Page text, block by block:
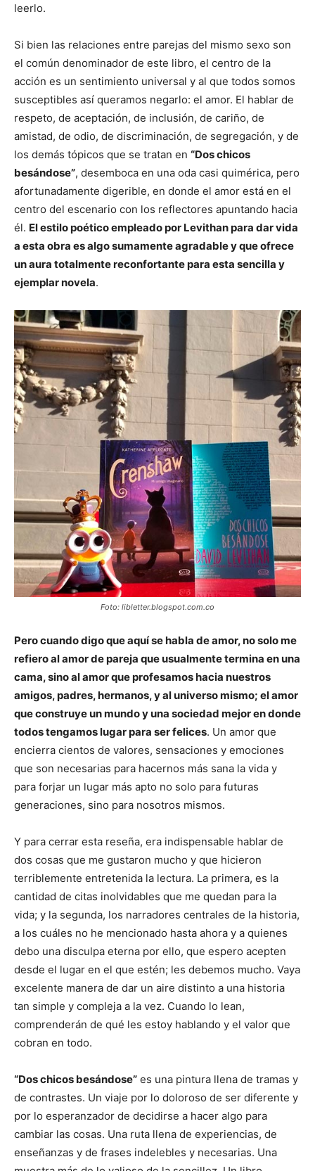
leerlo.
Si bien las relaciones entre parejas del mismo sexo son
el común denominador de este libro, el centro de la
acción es un sentimiento universal y al que todos somos
susceptibles así queramos negarlo: el amor. El hablar de
respeto, de aceptación, de inclusión, de cariño, de
amistad, de odio, de discriminación, de segregación, y de
los demás tópicos que se tratan en “Dos chicos
besándose”, desemboca en una oda casi quimérica, pero
afortunadamente digerible, en donde el amor está en el
centro del escenario con los reflectores apuntando hacia
él. El estilo poético empleado por Levithan para dar vida
a esta obra es algo sumamente agradable y que ofrece
un aura totalmente reconfortante para esta sencilla y
ejemplar novela.
Foto: libletter.blogspot.com.co
Pero cuando digo que aquí se habla de amor, no solo me
refiero al amor de pareja que usualmente termina en una
cama, sino al amor que profesamos hacia nuestros
amigos, padres, hermanos, y al universo mismo; el amor
que construye un mundo y una sociedad mejor en donde
todos tengamos lugar para ser felices. Un amor que
encierra cientos de valores, sensaciones y emociones
que son necesarias para hacernos más sana la vida y
para forjar un lugar más apto no solo para futuras
generaciones, sino para nosotros mismos.
Y para cerrar esta reseña, era indispensable hablar de
dos cosas que me gustaron mucho y que hicieron
terriblemente entretenida la lectura. La primera, es la
cantidad de citas inolvidables que me quedan para la
vida; y la segunda, los narradores centrales de la historia,
a los cuáles no he mencionado hasta ahora y a quienes
debo una disculpa eterna por ello, que espero acepten
desde el lugar en el que estén; les debemos mucho. Vaya
excelente manera de dar un aire distinto a una historia
tan simple y compleja a la vez. Cuando lo lean,
comprenderán de qué les estoy hablando y el valor que
cobran en todo.
“Dos chicos besándose” es una pintura llena de tramas y
de contrastes. Un viaje por lo doloroso de ser diferente y
por lo esperanzador de decidirse a hacer algo para
cambiar las cosas. Una ruta llena de experiencias, de
enseñanzas y de frases indelebles y necesarias. Una